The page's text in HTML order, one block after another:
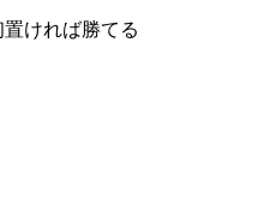
ければ勝てる